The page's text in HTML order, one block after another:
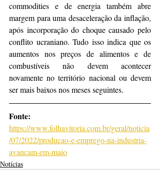
commodities e de energia também abre
margem para uma desaceleração da inflação,
após incorporação do choque causado pelo
conflito ucraniano. Tudo isso indica que os
aumentos nos preços de alimentos e de
combustíveis não devem acontecer
novamente no território nacional ou devem
ser mais baixos nos meses seguintes.
Fonte:
https://www.folhavitoria.com.br/geral/noticia
/07/2022/producao-e-emprego-na-industria-
avancam-em-maio
Notícias